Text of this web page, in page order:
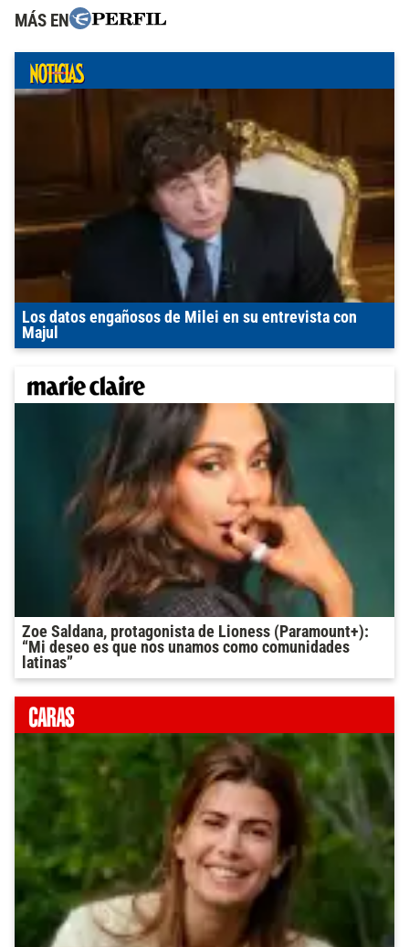
MÁS EN
Los datos engañosos de Milei en su entrevista con
Majul
Zoe Saldana, protagonista de Lioness (Paramount+):
“Mi deseo es que nos unamos como comunidades
latinas”